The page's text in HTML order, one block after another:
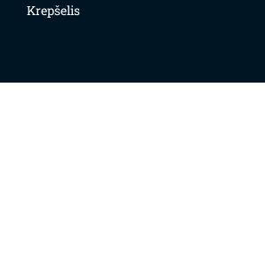
Krepšelis